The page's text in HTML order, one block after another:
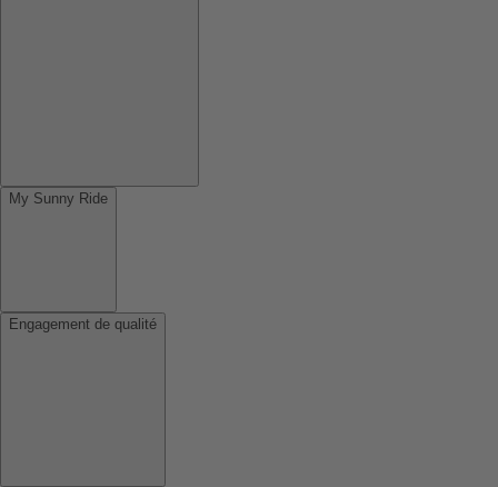
My Sunny Ride
Engagement de qualité